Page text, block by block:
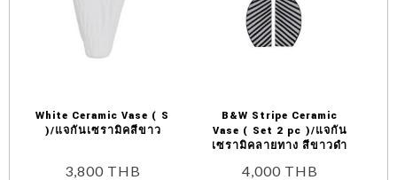
White Ceramic Vase ( S
)/แจกันเซรามิคสีขาว
3,800 THB
B&W Stripe Ceramic
Vase ( Set 2 pc )/แจกัน
เซรามิคลายทาง สีขาวดำ
4,000 THB